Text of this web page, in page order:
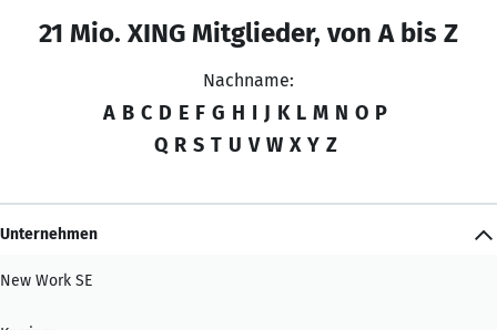
21 Mio. XING Mitglieder, von A bis Z
Nachname:
A B C D E F G H I J K L M N O P
Q R S T U V W X Y Z
Unternehmen
New Work SE